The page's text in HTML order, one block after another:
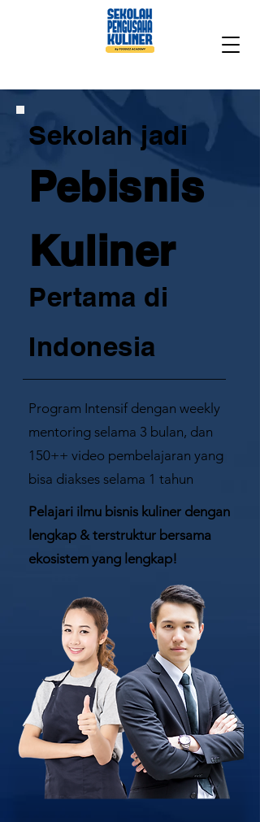
Sekolah jadi
Pertama di
Indonesia
Pebisnis
Kuliner
Program Intensif dengan weekly
mentoring selama 3 bulan, dan
150++ video pembelajaran yang
bisa diakses selama 1 tahun
Pelajari ilmu bisnis kuliner dengan
lengkap & terstruktur bersama
ekosistem yang lengkap!